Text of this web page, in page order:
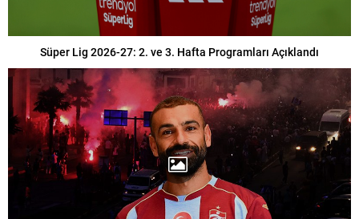
Süper Lig 2026-27: 2. ve 3. Hafta Programları Açıklandı